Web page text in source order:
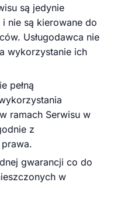
są jedynie
nie są kierowane do
Usługodawca nie
wykorzystanie ich
pełną
ramach Serwisu w
z
gwarancji co do
w